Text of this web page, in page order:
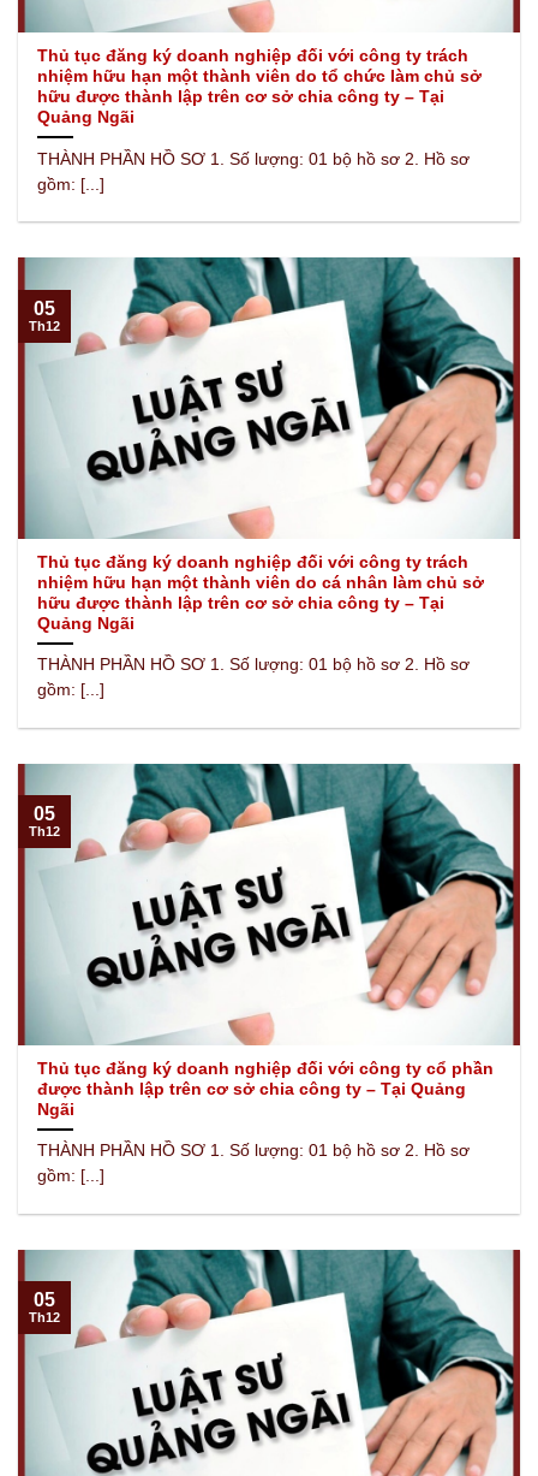
Thủ tục đăng ký doanh nghiệp đối với công ty trách
nhiệm hữu hạn một thành viên do tổ chức làm chủ sở
hữu được thành lập trên cơ sở chia công ty – Tại
Quảng Ngãi
THÀNH PHẦN HỒ SƠ 1. Số lượng: 01 bộ hồ sơ 2. Hồ sơ
gồm: [...]
Thủ tục đăng ký doanh nghiệp đối với công ty trách
nhiệm hữu hạn một thành viên do cá nhân làm chủ sở
hữu được thành lập trên cơ sở chia công ty – Tại
Quảng Ngãi
THÀNH PHẦN HỒ SƠ 1. Số lượng: 01 bộ hồ sơ 2. Hồ sơ
gồm: [...]
05
Th12
Thủ tục đăng ký doanh nghiệp đối với công ty cổ phần
được thành lập trên cơ sở chia công ty – Tại Quảng
Ngãi
THÀNH PHẦN HỒ SƠ 1. Số lượng: 01 bộ hồ sơ 2. Hồ sơ
gồm: [...]
05
Th12
05
Th12